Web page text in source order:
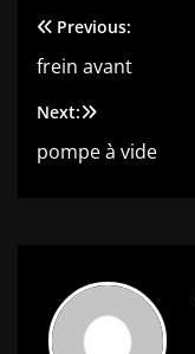
Navigation
de
l’article
Previous:
frein avant
Next:
pompe à vide